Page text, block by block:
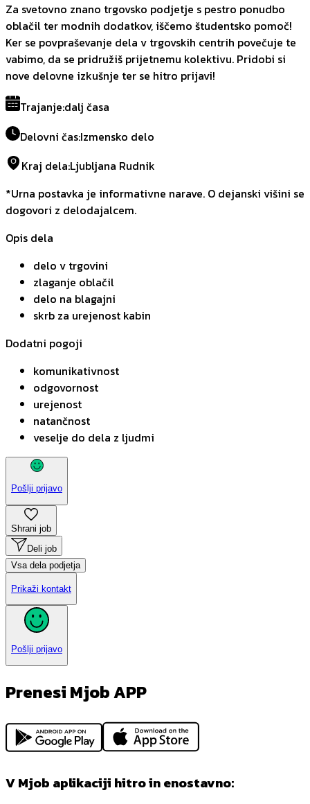
Za svetovno znano trgovsko podjetje s pestro ponudbo
oblačil ter modnih dodatkov, iščemo študentsko pomoč!
Ker se povpraševanje dela v trgovskih centrih povečuje te
vabimo, da se pridružiš prijetnemu kolektivu. Pridobi si
nove delovne izkušnje ter se hitro prijavi!
Trajanje:dalj časa
Delovni čas:Izmensko delo
Kraj dela:Ljubljana Rudnik
*Urna postavka je informativne narave. O dejanski višini se
dogovori z delodajalcem.
Opis dela
delo v trgovini
zlaganje oblačil
delo na blagajni
skrb za urejenost kabin
Dodatni pogoji
komunikativnost
odgovornost
urejenost
natančnost
veselje do dela z ljudmi
Pošlji prijavo
Shrani job
Deli job
Vsa dela podjetja
Prikaži kontakt
Pošlji prijavo
Prenesi Mjob APP
V Mjob aplikaciji hitro in enostavno: